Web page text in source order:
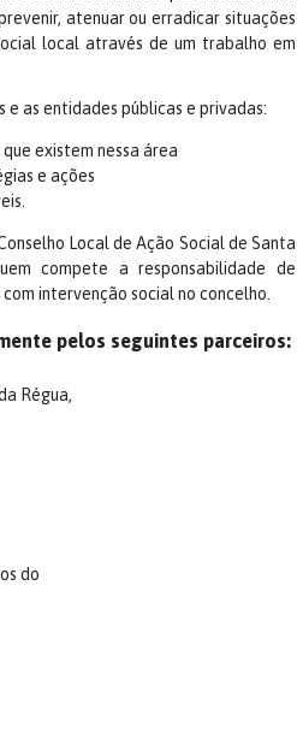
atenuar ou erradicar situações
local através de um trabalho em
e as entidades públicas e privadas:
existem nessa área
e ações
Local de Ação Social de Santa
compete a responsabilidade de
intervenção social no concelho.
pelos seguintes parceiros:
Régua,
do